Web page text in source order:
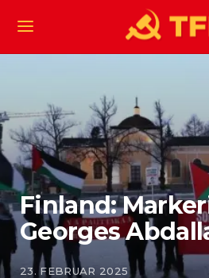
Finland:
Georges
23. FEBRUAR 2025